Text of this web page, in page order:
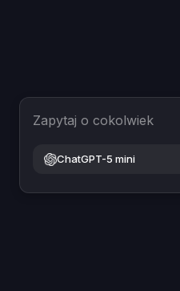
Zapytaj o cokolwiek
ChatGPT-5 mini